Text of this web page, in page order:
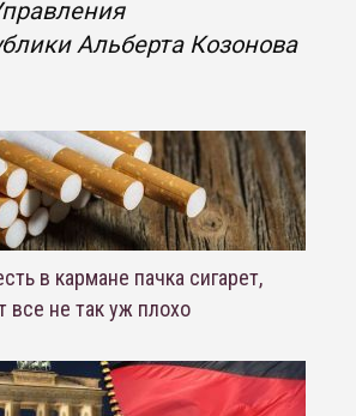
Альберта Козонова
в кармане пачка сигарет,
все не так уж плохо